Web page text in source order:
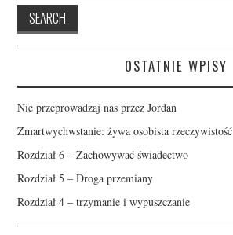
OSTATNIE WPISY
Nie przeprowadzaj nas przez Jordan
Zmartwychwstanie: żywa osobista rzeczywistość
Rozdział 6 – Zachowywać świadectwo
Rozdział 5 – Droga przemiany
Rozdział 4 – trzymanie i wypuszczanie